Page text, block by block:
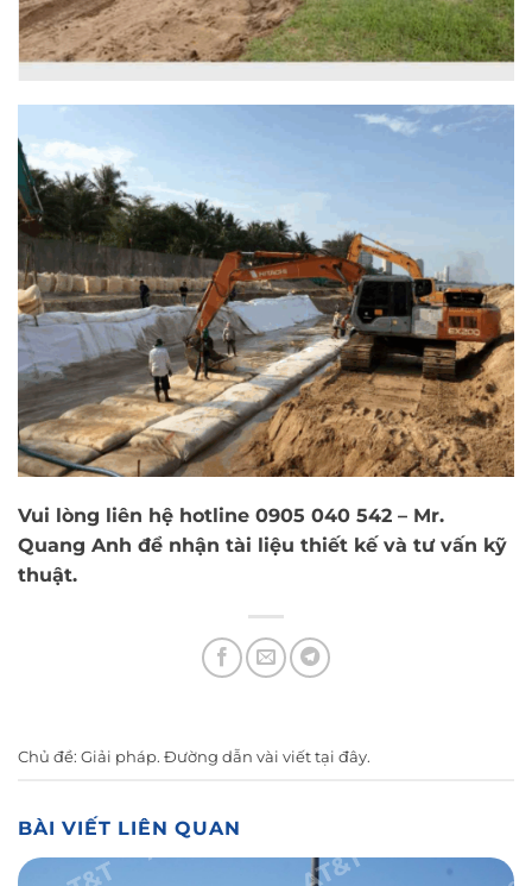
Vui lòng liên hệ hotline 0905 040 542 – Mr.
Quang Anh để nhận tài liệu thiết kế và tư vấn kỹ
thuật.
Chủ đề: Giải pháp. Đường dẫn vài viết tại đây.
BÀI VIẾT LIÊN QUAN